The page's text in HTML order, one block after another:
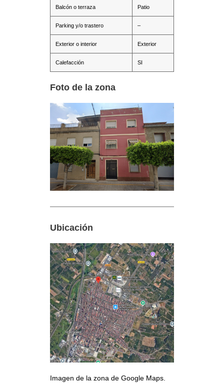
Balcón o terraza Patio
Parking y/o trastero –
Exterior o interior Exterior
Calefacción SI
Foto de la zona
Ubicación
Imagen de la zona de Google Maps.